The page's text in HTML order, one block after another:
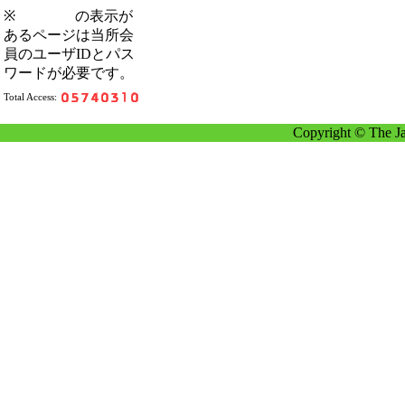
※
の表示が
あるページは当所会
員のユーザIDとパス
ワードが必要です。
Total Access:
Copyright © The